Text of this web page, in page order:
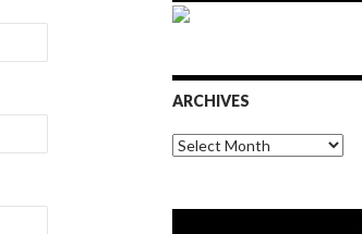
ARCHIVES
Archives